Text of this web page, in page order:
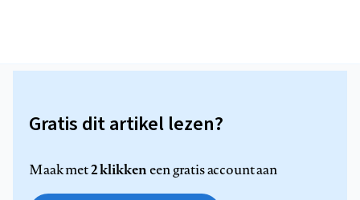
Gratis dit artikel lezen?
Maak met2 klikkeneen gratis account aan